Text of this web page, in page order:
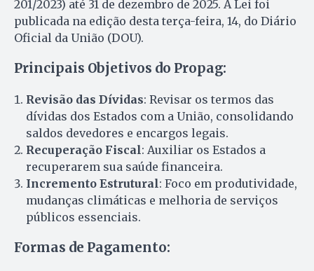
201/2023) até 31 de dezembro de 2025. A Lei foi
publicada na edição desta terça-feira, 14, do Diário
Oficial da União (DOU).
Principais Objetivos do Propag:
Revisão das Dívidas: Revisar os termos das
dívidas dos Estados com a União, consolidando
saldos devedores e encargos legais.
Recuperação Fiscal: Auxiliar os Estados a
recuperarem sua saúde financeira.
Incremento Estrutural: Foco em produtividade,
mudanças climáticas e melhoria de serviços
públicos essenciais.
Formas de Pagamento: